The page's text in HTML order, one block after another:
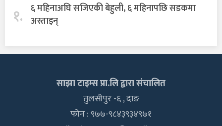
१. ६ महिनाअघि सजिएकी बेहुली, ६ महिनापछि सडकमा
अस्ताइन्
साझा टाइम्स प्रा.लि द्वारा संचालित
तुलसीपुर -६ , दाङ
फोन : ९७७-९८४३९३४९७१